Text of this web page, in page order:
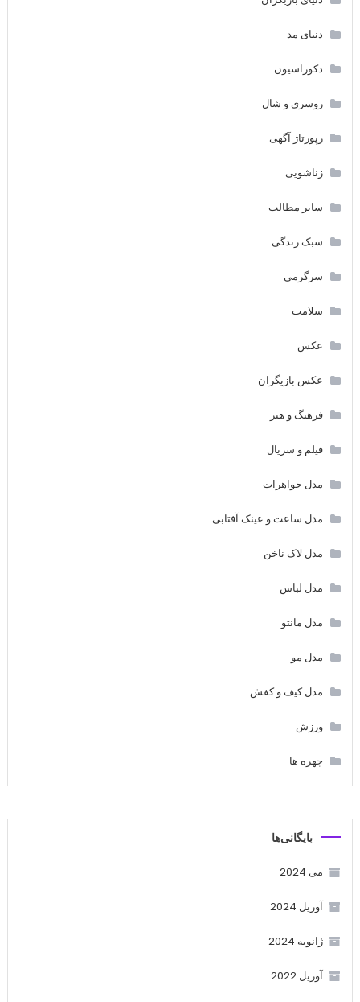
دنیای مد
دکوراسیون
روسری و شال
رپورتاژ آگهی
زناشویی
سایر مطالب
سبک زندگی
سرگرمی
سلامت
عکس
عکس بازیگران
فرهنگ و هنر
فیلم و سریال
مدل جواهرات
مدل ساعت و عینک آفتابی
مدل لاک ناخن
مدل لباس
مدل مانتو
مدل مو
مدل کیف و کفش
ورزش
چهره ها
بایگانی‌ها
می 2024
آوریل 2024
ژانویه 2024
آوریل 2022